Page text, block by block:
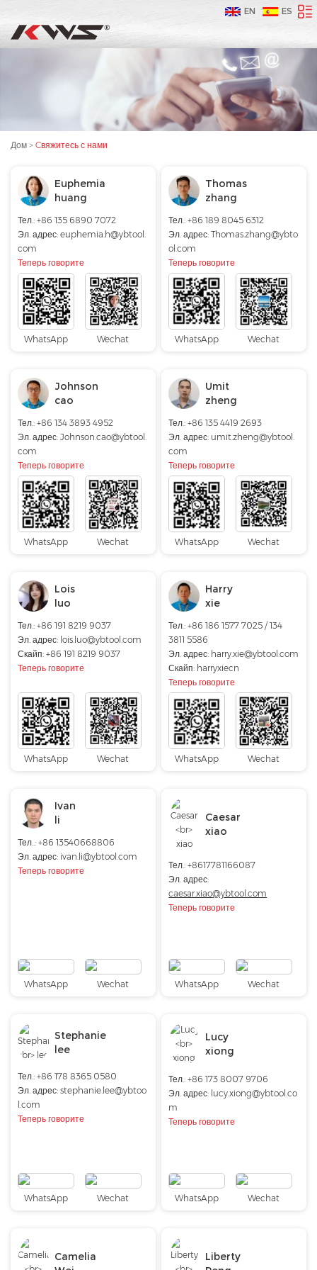
EN ES
Дом > Cвяжитесь с нами
Euphemia
huang
Тел.: +86 135 6890 7072
Эл. адрес: euphemia.h@ybtool.
com
Теперь говорите
WhatsApp Wechat
Thomas
zhang
Тел.: +86 189 8045 6312
Эл. адрес:Thomas.zhang@ybto
ol.com
Теперь говорите
WhatsApp Wechat
Johnson
cao
Тел.: +86 134 3893 4952
Эл. адрес: Johnson.cao@ybtool.
com
Теперь говорите
WhatsApp Wechat
Umit
zheng
Тел.: +86 135 4419 2693
Эл. адрес: umit.zheng@ybtool.
com
Теперь говорите
WhatsApp Wechat
Lois
luo
Тел.: +86 191 8219 9037
Эл. адрес: lois.luo@ybtool.com
Скайп: +86 191 8219 9037
Теперь говорите
WhatsApp Wechat
Harry
xie
Тел.: +86 186 1577 7025 / 134
3811 5586
Эл. адрес: harry.xie@ybtool.com
Скайп: harryxiecn
Теперь говорите
WhatsApp Wechat
Ivan
li
Тел..: +86 13540668806
Эл. адрес: ivan.li@ybtool.com
Теперь говорите
WhatsApp Wechat
Caesar
xiao
Тел.: +8617781166087
Эл. адрес:
caesar.xiao@ybtool.com
Теперь говорите
WhatsApp Wechat
Stephanie
lee
Тел.: +86 178 8365 0580
Эл. адрес: stephanie.lee@ybtoo
l.com
Теперь говорите
WhatsApp Wechat
Lucy
xiong
Тел.:+86 173 8007 9706
Эл. адрес: lucy.xiong@ybtool.co
m
Теперь говорите
WhatsApp Wechat
Camelia
Liberty